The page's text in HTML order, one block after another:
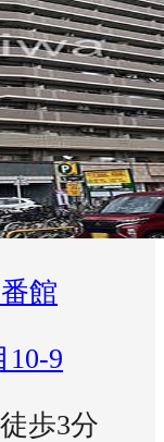
館
9
歩3分